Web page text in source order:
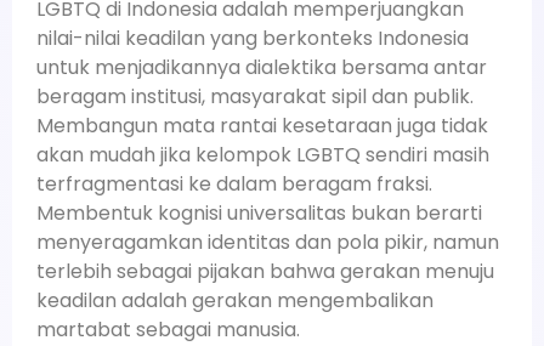
LGBTQ di Indonesia adalah memperjuangkan
nilai-nilai keadilan yang berkonteks Indonesia
untuk menjadikannya dialektika bersama antar
beragam institusi, masyarakat sipil dan publik.
Membangun mata rantai kesetaraan juga tidak
akan mudah jika kelompok LGBTQ sendiri masih
terfragmentasi ke dalam beragam fraksi.
Membentuk kognisi universalitas bukan berarti
menyeragamkan identitas dan pola pikir, namun
terlebih sebagai pijakan bahwa gerakan menuju
keadilan adalah gerakan mengembalikan
martabat sebagai manusia.